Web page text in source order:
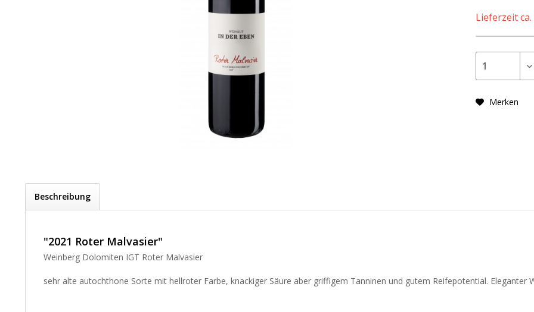
Lieferzeit
Merken
Beschreibung
"2021 Roter Malvasier"
Weinberg Dolomiten IGT Roter Malvasier
sehr alte autochthone Sorte mit hellroter Farbe, knackiger Säure aber griffigem Tanninen und gutem Reifepotential. Eleganter